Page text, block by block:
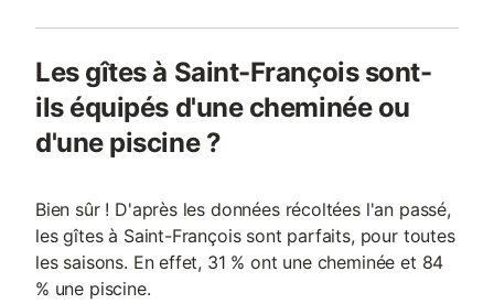
Les gîtes à Saint-François sont-
ils équipés d'une cheminée ou
d'une piscine ?
Bien sûr ! D'après les données récoltées l'an passé,
les gîtes à Saint-François sont parfaits, pour toutes
les saisons. En effet, 31 % ont une cheminée et 84
% une piscine.